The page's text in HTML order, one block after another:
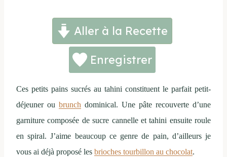
Aller à la Recette
Enregistrer
Ces petits pains sucrés au tahini constituent le parfait petit-
déjeuner ou brunch dominical. Une pâte recouverte d’une
garniture composée de sucre cannelle et tahini ensuite roule
en spiral. J’aime beaucoup ce genre de pain, d’ailleurs je
vous ai déjà proposé les brioches tourbillon au chocolat.